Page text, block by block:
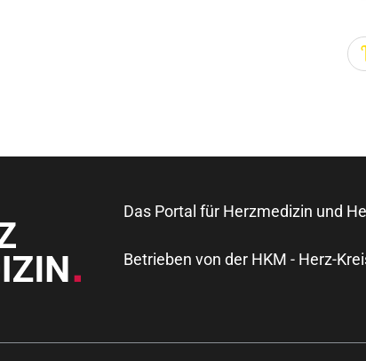
Das Portal für Herzmedizin und
Betrieben von der HKM - Herz-